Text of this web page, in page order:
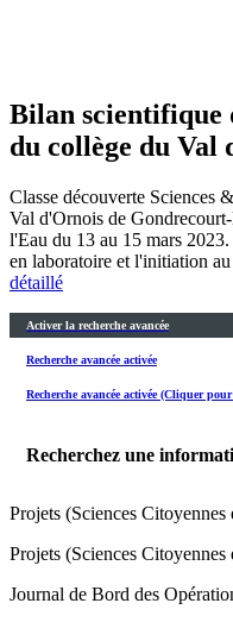
Bilan scientifique
du collège du Val
Classe découverte Sciences
Val d'Ornois de
l'Eau du 13 au 15 mars
en laboratoire et l'initiation
détaillé
Activer la recherche avancée
Recherche avancée activée
Recherche avancée activée (Cliquer
Recherchez une
Projets (Sciences Citoyennes
Projets (Sciences Citoyennes
Journal de Bord des